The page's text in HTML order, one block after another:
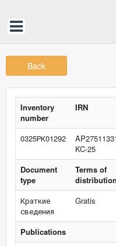
Back
Inventory
number
IRN
0325РК01292
KC-25
Document
type
Terms of
distribution
Краткие
сведения
Gratis
Publications